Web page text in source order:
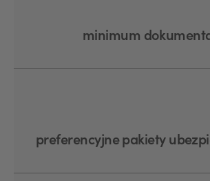
minimum
preferencyjne pakiety